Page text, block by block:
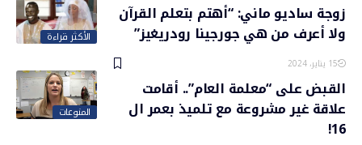
الأكثر قراءة
زوجة ساديو ماني: “أهتم بتعلم القرآن
ولا أعرف من هي جورجينا رودريغيز”
15 يناير، 2024
المنوعات
القبض على “معلمة العام”.. أقامت
علاقة غير مشروعة مع تلميذ بعمر ال
16!